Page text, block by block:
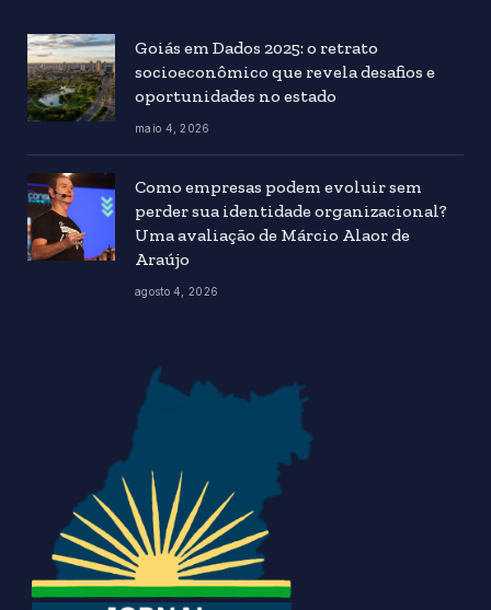
Goiás em Dados 2025: o retrato
socioeconômico que revela desafios e
oportunidades no estado
maio 4, 2026
Como empresas podem evoluir sem
perder sua identidade organizacional?
Uma avaliação de Márcio Alaor de
Araújo
agosto 4, 2026